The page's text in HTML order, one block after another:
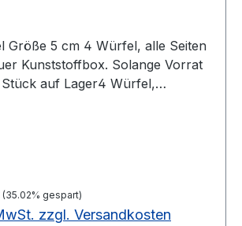
Solange Vorrat
auf Lager4 Würfel,
Preis:
(35.02% gespart)
zzgl. Versandkosten